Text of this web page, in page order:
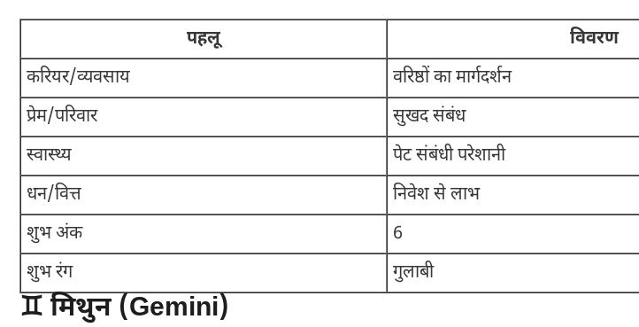
पहलू
विवरण
करियर/व्यवसाय
वरिष्ठों का मार्गदर्शन
प्रेम/परिवार
सुखद संबंध
स्वास्थ्य
पेट संबंधी परेशानी
धन/वित्त
निवेश से लाभ
शुभ अंक
6
शुभ रंग
गुलाबी
♊ मिथुन (Gemini)